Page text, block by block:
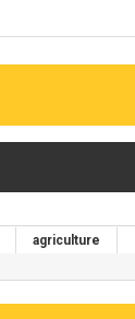
agriculture